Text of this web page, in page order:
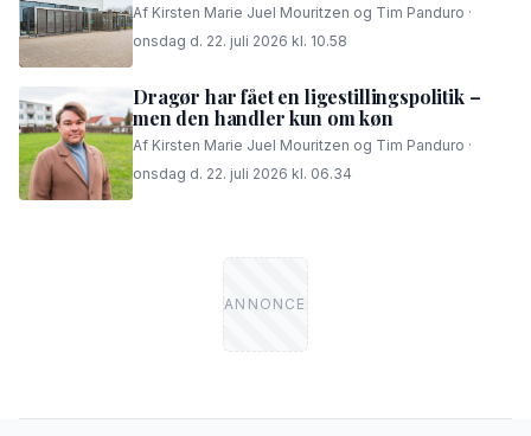
Af Kirsten Marie Juel Mouritzen og Tim Panduro ·
onsdag d. 22. juli 2026 kl. 10.58
Dragør har fået en ligestillingspolitik –
men den handler kun om køn
Af Kirsten Marie Juel Mouritzen og Tim Panduro ·
onsdag d. 22. juli 2026 kl. 06.34